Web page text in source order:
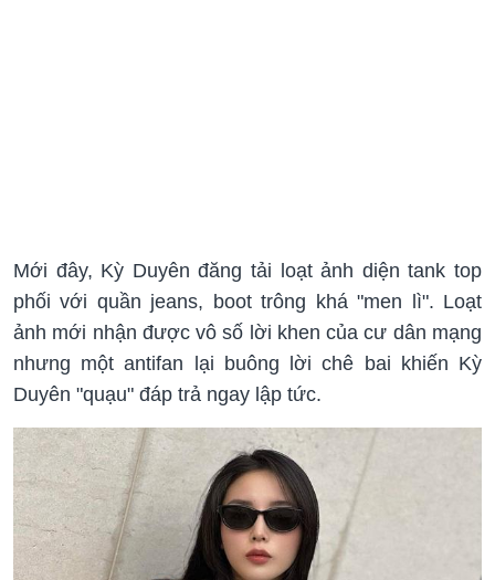
Mới đây, Kỳ Duyên đăng tải loạt ảnh diện tank top
phối với quần jeans, boot trông khá "men lì". Loạt
ảnh mới nhận được vô số lời khen của cư dân mạng
nhưng một antifan lại buông lời chê bai khiến Kỳ
Duyên "quạu" đáp trả ngay lập tức.